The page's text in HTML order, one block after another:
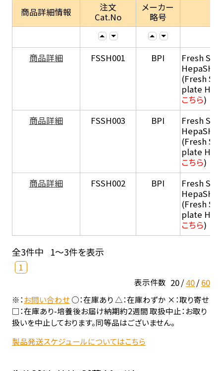
商品詳細情報
注文
Cat.No
メーカー
略号
商品詳細 FSSH001 BPI
Fresh
HepaSH®
(Fresh
plate
こちら)
商品詳細
FSSH003 BPI
Fresh
HepaSH®
(Fresh
plate
こちら)
商品詳細
FSSH002 BPI
Fresh
HepaSH®
(Fresh
plate
こちら)
全3件中 1～3件を表示
1
表示件数 20 40 60
※：お問い合わせ○：在庫あり △：在庫わずか ×：取り寄せ
□：在庫あり-培養後お届け納期約2週間 取扱中止：お取り
扱いを中止しております。同等品はございません。
製品発送スケジュールについてはこちら